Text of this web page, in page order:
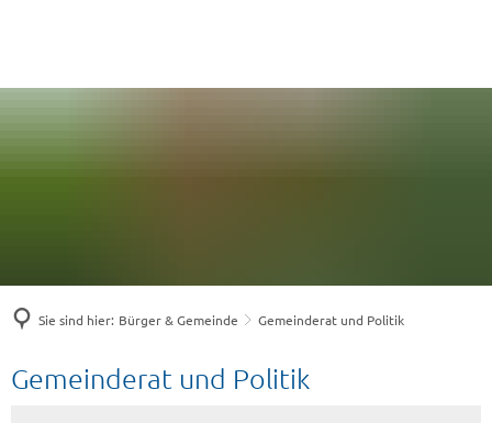
Sie sind hier: Bürger & Gemeinde Gemeinderat und Politik
Gemeinderat
Gemeinderat und Politik